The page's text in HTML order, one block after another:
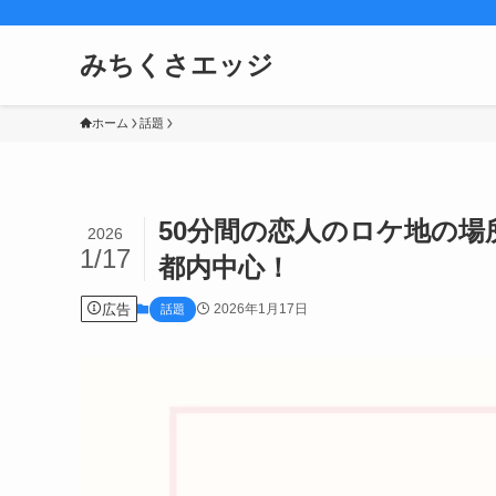
みちくさエッジ
ホーム 話題
50分間の恋人のロケ地の
都内中心！
2026
1/17
広告 話題 2026年1月17日